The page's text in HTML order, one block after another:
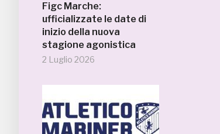
Figc Marche:
ufficializzate le date di
inizio della nuova
stagione agonistica
2 Luglio 2026